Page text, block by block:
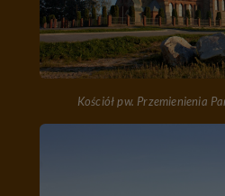
Kościół pw. Przemienienia